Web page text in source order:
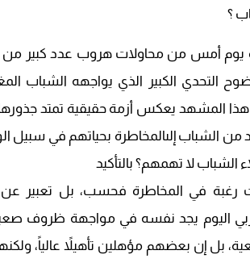
؟
أمس من محاولات هروب عدد كبير من
التحدي الكبير الذي يواجهه الشباب
المشهد يعكس أزمة حقيقية تمتد جذورها
من الشباب إلىالمخاطرة بحياتهم في سبيل
الشباب لا تهمهم؟ بالتأكيد
رغبة في المخاطرة فحسب، بل تعبير
اليوم يجد نفسه في مواجهة ظروف
بل إن بعضهم مؤهلين تأهيلاً عالياً،